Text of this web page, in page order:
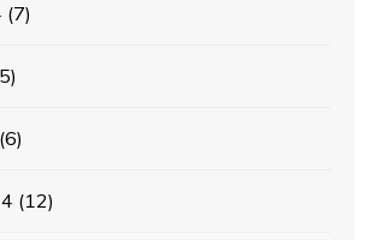
(7)
(6)
(12)